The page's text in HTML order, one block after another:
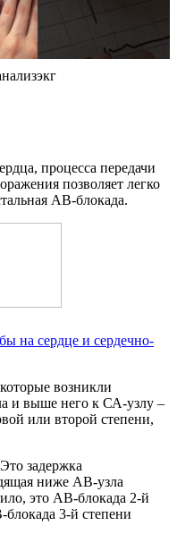
процесса передачи
позволяет легко
АВ-блокада.
на сердце и сердечно-
возникли
и выше него к СА-узлу –
или второй степени,
задержка
ниже АВ-узла
это АВ-блокада 2-й
3-й степени